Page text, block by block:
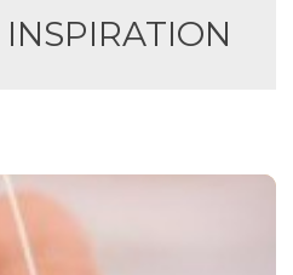
INSPIRATION